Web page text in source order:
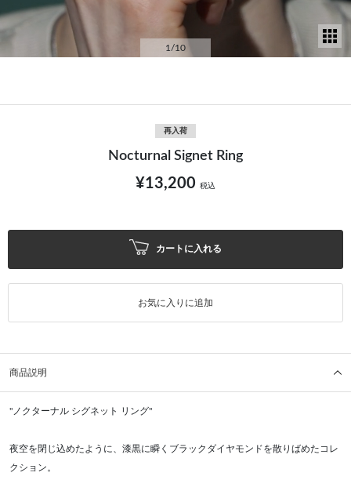
1 /10
再入荷
Nocturnal Signet Ring
¥13,200 税込
カートに入れる
お気に入りに追加
商品説明
"ノクターナル シグネット リング"
夜空を閉じ込めたように、漆黒に瞬くブラックダイヤモンドを散りばめたコレ
クション。